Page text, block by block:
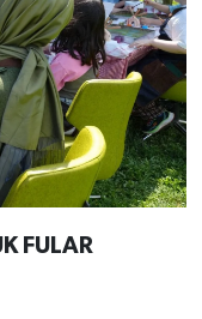
FULAR